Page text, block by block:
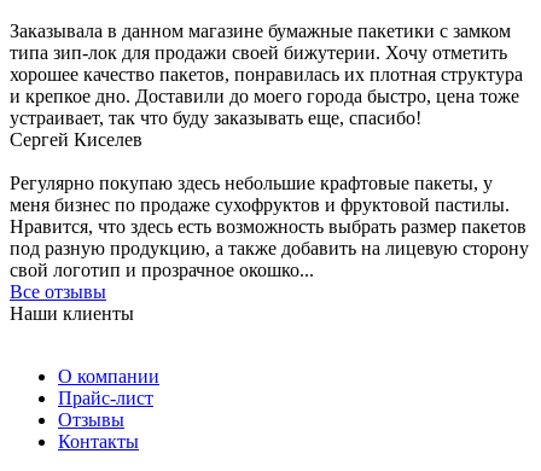
Заказывала в данном магазине бумажные пакетики с замком
типа зип-лок для продажи своей бижутерии. Хочу отметить
хорошее качество пакетов, понравилась их плотная структура
и крепкое дно. Доставили до моего города быстро, цена тоже
устраивает, так что буду заказывать еще, спасибо!
Сергей Киселев
Регулярно покупаю здесь небольшие крафтовые пакеты, у
меня бизнес по продаже сухофруктов и фруктовой пастилы.
Нравится, что здесь есть возможность выбрать размер пакетов
под разную продукцию, а также добавить на лицевую сторону
свой логотип и прозрачное окошко...
Все отзывы
Наши клиенты
О компании
Прайс-лист
Отзывы
Контакты